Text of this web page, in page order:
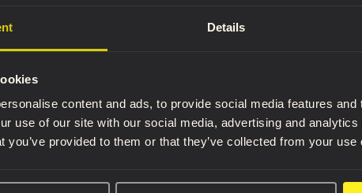
Details
content and ads, to provide social media features
use of our site with our social media, advertising and
you’ve provided to them or that they’ve collected from your
le
Lire le blog complet